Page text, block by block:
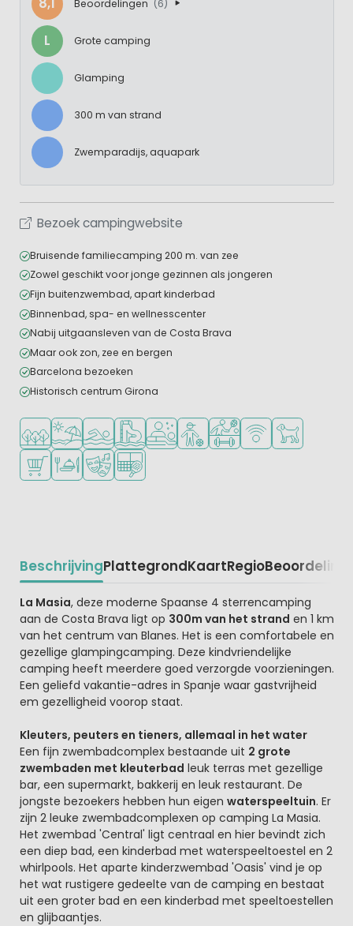
Beoordelingen (6)
L Grote camping
Glamping
300 m van strand
Zwemparadijs, aquapark
Bezoek campingwebsite
Bruisende familiecamping 200 m. van zee
Zowel geschikt voor jonge gezinnen als jongeren
Fijn buitenzwembad, apart kinderbad
Binnenbad, spa- en wellnesscenter
Nabij uitgaansleven van de Costa Brava
Maar ook zon, zee en bergen
Barcelona bezoeken
Historisch centrum Girona
Ligt in een bosrijke omgeving
Ligt bij strand en zee
Openlucht zwembad
Zwemparadijs of waterpark
Wellnessfaciliteiten
Aanbevolen voor tieners
Veel mogelijkheden om
WiFi beschikbaar
Huisdieren
Campingwinkel/Supermarkt
Restaurant of pizzeria
Animatieprogramma
Padelbaan
BeschrijvingPlattegrondKaartRegio
Beschrijving
La Masia, deze moderne Spaanse 4 sterrencamping
aan de Costa Brava ligt op 300m van het strand en 1 km
van het centrum van Blanes. Het is een comfortabele en
gezellige glampingcamping. Deze kindvriendelijke
camping heeft meerdere goed verzorgde voorzieningen.
Een geliefd vakantie-adres in Spanje waar gastvrijheid
em gezelligheid voorop staat.
Kleuters, peuters en tieners, allemaal in het water
Een fijn zwembadcomplex bestaande uit 2 grote
zwembaden met kleuterbad leuk terras met gezellige
bar, een supermarkt, bakkerij en leuk restaurant. De
jongste bezoekers hebben hun eigen waterspeeltuin. Er
zijn 2 leuke zwembadcomplexen op camping La Masia.
Het zwembad 'Central' ligt centraal en hier bevindt zich
een diep bad, een kinderbad met waterspeeltoestel en 2
whirlpools. Het aparte kinderzwembad 'Oasis' vind je op
het wat rustigere gedeelte van de camping en bestaat
uit een groter bad en een kinderbad met speeltoestellen
en glijbaantjes.